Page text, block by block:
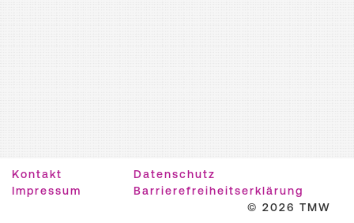
Kontakt
Datenschutz
Impressum
Barrierefreiheitserklärung
© 2026 TMW